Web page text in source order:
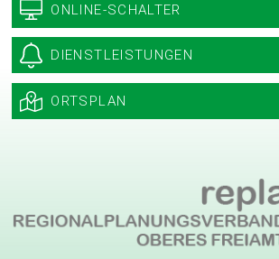
ONLINE-SCHALTER
DIENSTLEISTUNGEN
ORTSPLAN